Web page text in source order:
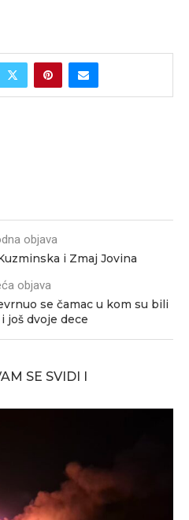
objava
i Zmaj Jovina
objava
se čamac u kom su bili
još dvoje dece
SE SVIDI I